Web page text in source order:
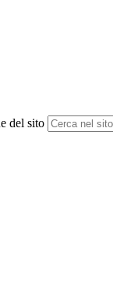
del sito